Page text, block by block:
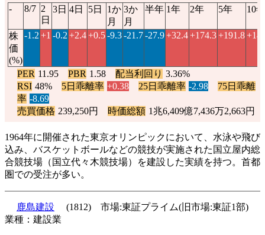
-
8/7 2
日
3日 4日 5日
1か
月
3か
月
半年 1年 2年 5年 10年
株
価
(%)
-1.2 +1 -0.2 +2.4+0.5-9.3-21.7-27.9+32.4+174.3+191.8
PER 11.95 PBR 1.58 配当利回り 3.36%
RSI 48% 5日乖離率 +0.38 25日乖離率 -2.98
75日乖離
率 -8.69
売買価格 239,250円 時価総額 1兆6,409億7,436万2,663円
1964年に開催された東京オリンピックにおいて、水泳や飛び
込み、バスケットボールなどの競技が実施された国立屋内総
合競技場（国立代々木競技場）を建設した実績を持つ。首都
圏での受注が多い。
鹿島建設
(1812) 市場:東証プライム(旧市場:東証1部)
業種：建設業